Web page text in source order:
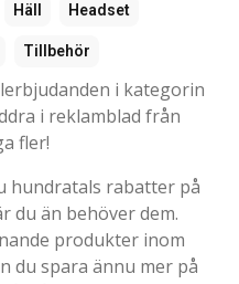
Häll Headset
Tillbehör
i kategorin
i reklamblad från
fler!
hundratals rabatter på
du än behöver dem.
produkter inom
du spara ännu mer på